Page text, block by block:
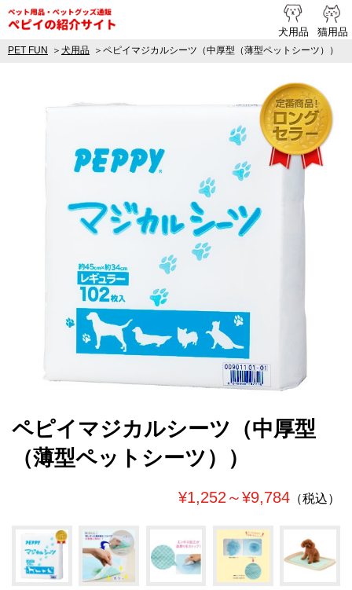
ペピイ提
犬用品 猫用品
PET FUN 犬用品 ペピイマジカルシーツ（中厚型（薄型ペットシーツ））
ペピイマジカルシーツ（中厚型
（薄型ペットシーツ））
¥1,252～¥9,784 （税込）